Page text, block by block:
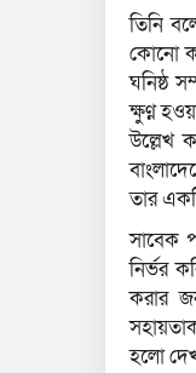
তিনি
কোনো
ঘনিষ্ঠ
ক্ষুণ্ন
উল্লেখ
তার
সাবেক
নির্ভর
করার
হলো